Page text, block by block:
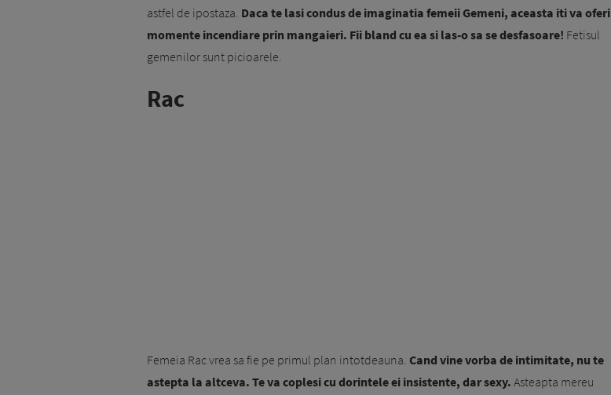
astfel de ipostaza. Daca te lasi condus de imaginatia femeii Gemeni, aceasta iti va oferi
momente incendiare prin mangaieri. Fii bland cu ea si las-o sa se desfasoare! Fetisul
gemenilor sunt picioarele.
Rac
Femeia Rac vrea sa fie pe primul plan intotdeauna. Cand vine vorba de intimitate, nu te
astepta la altceva. Te va coplesi cu dorintele ei insistente, dar sexy. Asteapta mereu